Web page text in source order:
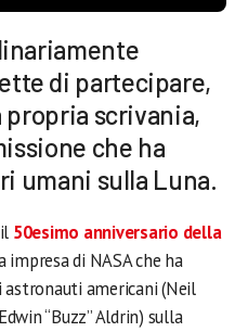
di partecipare,
propria scrivania,
che ha
umani sulla Luna.
50esimo anniversario della
impresa di NASA che ha
americani (Neil
“Buzz” Aldrin) sulla